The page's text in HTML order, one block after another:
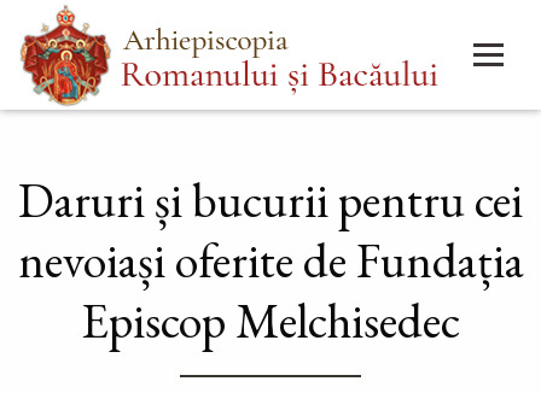
Mergi
la
conţinutul
Main
menu
Daruri și bucurii pentru cei
nevoiași oferite de Fundația
Episcop Melchisedec